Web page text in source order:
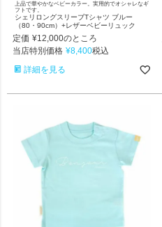
上品で華やかなベビーカラー。実用的でオシャレなギ
フトです。
シェリロングスリーブTシャツ ブルー
（80・90cm）+レザーベビーリュック
定価 ¥12,000のところ
当店特別価格 ¥8,400税込
詳細を見る